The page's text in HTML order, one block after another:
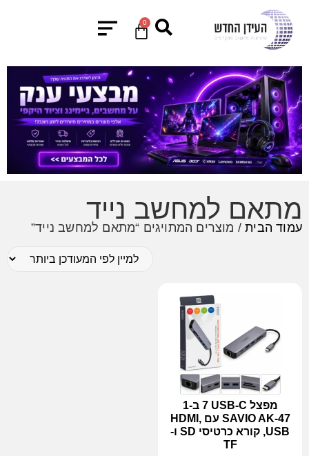
0
מתאם למחשב נייד
עמוד הבית/ מוצרים המתויגים “מתאם למחשב נייד”
מפצל USB-C ‏7 ב-1
SAVIO AK-47 עם HDMI,
USB, קורא כרטיסי SD ו-
TF